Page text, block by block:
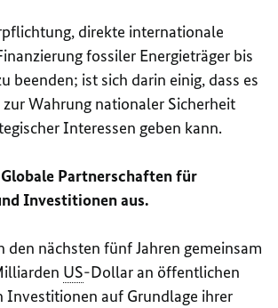
direkte internationale
fossiler Energieträger bis
beenden; ist sich darin einig, dass es
Wahrung nationaler Sicherheit
Interessen geben kann.
Partnerschaften für
Investitionen aus.
den nächsten fünf Jahren gemeinsam
US-Dollar an öffentlichen
Investitionen auf Grundlage ihrer